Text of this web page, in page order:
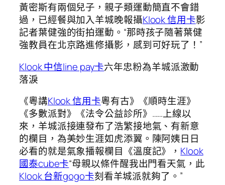
黃密斯有兩個兒子，親子類運動簡直不會錯
過，已經餐與加入羊城晚報攝Klook 信用卡影
記者葉健強的街拍運動。“那時孩子隨著葉健
強教員在北京路進修攝影，感到可好玩了！”
Klook 中信line pay卡六年忠粉為羊城派激動
落淚
《粵講Klook 信用卡粵有古》《順時生涯》
《多數派對》《法令公益診所》……上線以
來，羊城派接連發布了浩繁接地氣、有新意
的欄目，為美妙生涯如虎添翼。陳阿姨日日
必看的就是氣象播報欄目《溫度記》， Klook
國泰cube卡“母親以條件醒我出門看天氣，此
Klook 台新gogo卡刻看羊城派就夠了。”